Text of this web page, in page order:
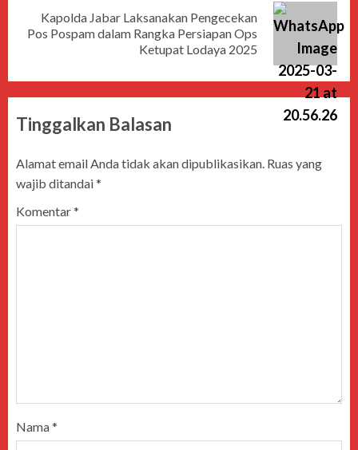
Kapolda Jabar Laksanakan Pengecekan
Pos Pospam dalam Rangka Persiapan Ops
Ketupat Lodaya 2025
Tinggalkan Balasan
Alamat email Anda tidak akan dipublikasikan. Ruas yang
wajib ditandai*
Komentar*
Nama*